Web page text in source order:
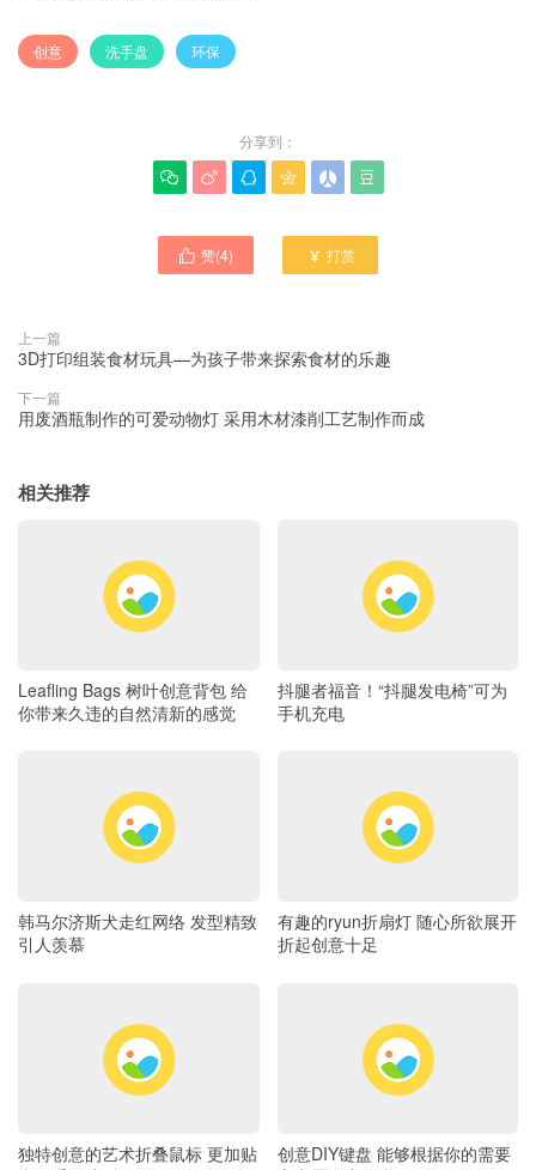
创意 洗手盘 环保
分享到：
     
 赞(4)  打赏
上一篇
3D打印组装食材玩具—为孩子带来探索食材的乐趣
下一篇
用废酒瓶制作的可爱动物灯 采用木材漆削工艺制作而成
相关推荐
Leafling Bags 树叶创意背包 给
你带来久违的自然清新的感觉
抖腿者福音！“抖腿发电椅”可为
手机充电
韩马尔济斯犬走红网络 发型精致
引人羡慕
有趣的ryun折扇灯 随心所欲展开
折起创意十足
独特创意的艺术折叠鼠标 更加贴
创意DIY键盘 能够根据你的需要